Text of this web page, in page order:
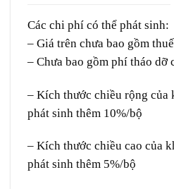
Các chi phí có thể phát sinh:
– Giá trên chưa bao gồm
– Chưa bao gồm phí tháo dỡ
– Kích thước chiều rộng của
phát sinh thêm 10%/bộ
– Kích thước chiều cao của
phát sinh thêm 5%/bộ